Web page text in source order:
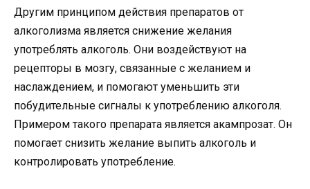
Другим принципом действия препаратов от
алкоголизма является снижение желания
употреблять алкоголь. Они воздействуют на
рецепторы в мозгу, связанные с желанием и
наслаждением, и помогают уменьшить эти
побудительные сигналы к употреблению алкоголя.
Примером такого препарата является акампрозат. Он
помогает снизить желание выпить алкоголь и
контролировать употребление.